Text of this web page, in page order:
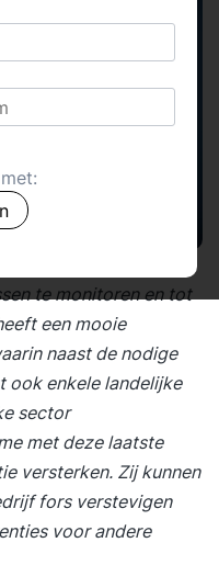
een IT-bedrijf dat
te monitoren en tot
een mooie
naast de nodige
ook enkele landelijke
sector
met deze laatste
versterken. Zij kunnen
fors verstevigen
voor andere